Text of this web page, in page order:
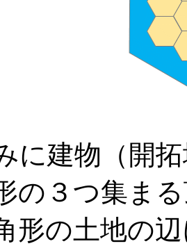
に建物（開
の３つ集ま
形の土地の